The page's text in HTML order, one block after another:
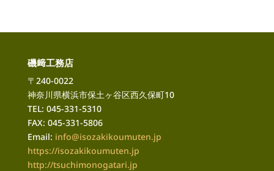
磯﨑工務店
〒240-0022
神奈川県横浜市保土ヶ谷区西久保町10
TEL: 045-331-5310
FAX: 045-331-5806
Email: info@isozakikoumuten.jp
https://isozakikoumuten.jp
http://tsuchimonogatari.jp